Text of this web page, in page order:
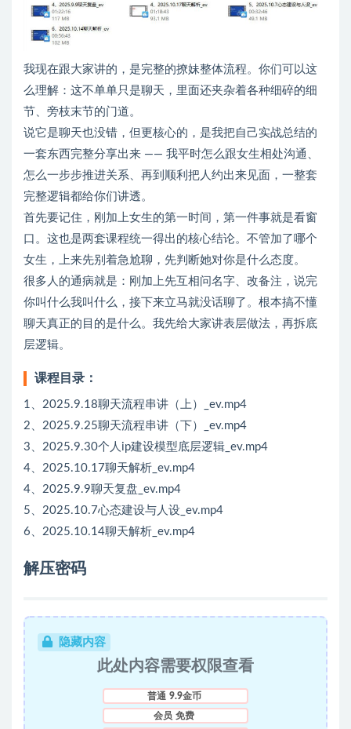
我现在跟大家讲的，是完整的撩妹整体流程。你们可以这
么理解：这不单单只是聊天，里面还夹杂着各种细碎的细
节、旁枝末节的门道。
说它是聊天也没错，但更核心的，是我把自己实战总结的
一套东西完整分享出来 —— 我平时怎么跟女生相处沟通、
怎么一步步推进关系、再到顺利把人约出来见面，一整套
完整逻辑都给你们讲透。
首先要记住，刚加上女生的第一时间，第一件事就是看窗
口。这也是两套课程统一得出的核心结论。不管加了哪个
女生，上来先别着急尬聊，先判断她对你是什么态度。
很多人的通病就是：刚加上先互相问名字、改备注，说完
你叫什么我叫什么，接下来立马就没话聊了。根本搞不懂
聊天真正的目的是什么。我先给大家讲表层做法，再拆底
层逻辑。
课程目录：
1、2025.9.18聊天流程串讲（上）_ev.mp4
2、2025.9.25聊天流程串讲（下）_ev.mp4
3、2025.9.30个人ip建设模型底层逻辑_ev.mp4
4、2025.10.17聊天解析_ev.mp4
4、2025.9.9聊天复盘_ev.mp4
5、2025.10.7心态建设与人设_ev.mp4
6、2025.10.14聊天解析_ev.mp4
解压密码
隐藏内容
此处内容需要权限查看
普通 9.9金币
会员 免费